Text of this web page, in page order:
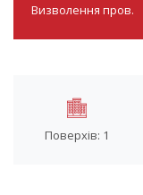
Визволення пров.
Поверхів: 1